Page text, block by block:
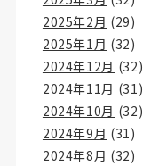
2025年2月 (29)
2025年1月 (32)
2024年12月 (32)
2024年11月 (31)
2024年10月 (32)
2024年9月 (31)
2024年8月 (32)